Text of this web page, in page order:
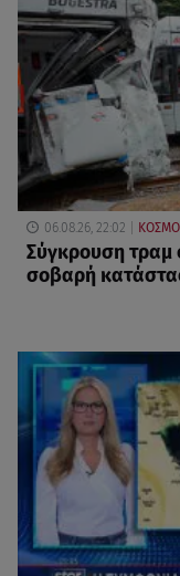
06.08.26, 22:02
Σύγκρουση τραμ
σοβαρή